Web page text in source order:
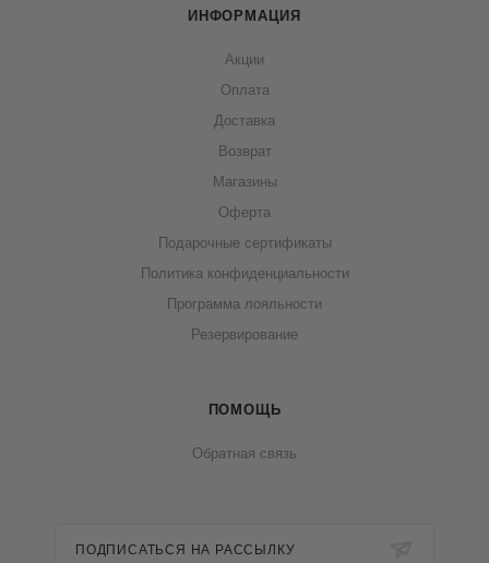
ИНФОРМАЦИЯ
Акции
Оплата
Доставка
Возврат
Магазины
Оферта
Подарочные сертификаты
Политика конфиденциальности
Программа лояльности
Резервирование
ПОМОЩЬ
Обратная связь
ПОДПИСАТЬСЯ НА РАССЫЛКУ